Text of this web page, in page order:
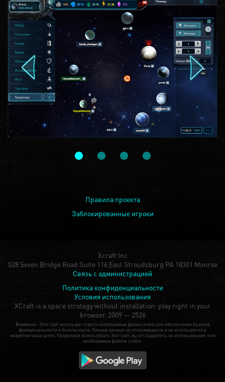
Правила проекта
Заблокированные игроки
Xcraft Inc
528 Seven Bridge Road Suite 116 East Stroudsburg PA 18301 Monroe
Связь с администрацией
Политика конфиденциальности
Условия использования
XCraft is a space strategy without installation: play right in your
browser. 2009 — 2526
Внимание: Этот сайт использует строго необходимые файлы cookie для обеспечения базовой
функциональности и безопасности. Личные данные не отслеживаются и не используются в
маркетинговых целях. Продолжая использовать этот сайт, вы соглашаетесь на использование этих
необходимых файлов cookie.